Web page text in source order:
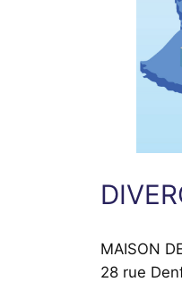
MAISON
28 rue